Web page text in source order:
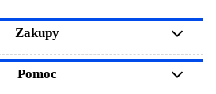
Zakupy
Pomoc